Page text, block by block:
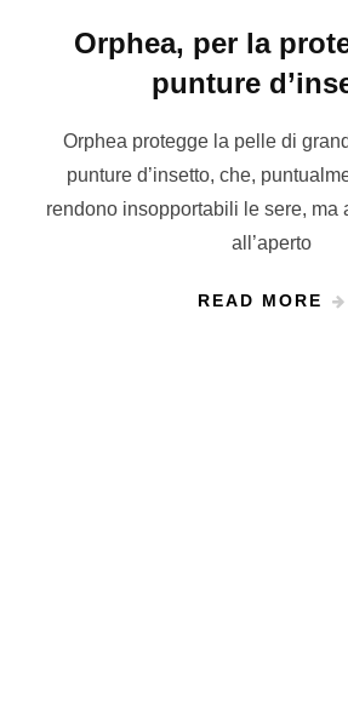
Orphea, per la
punture
Orphea protegge la pelle di
punture d’insetto, che,
rendono insopportabili le sere, ma
all’aperto
READ MORE